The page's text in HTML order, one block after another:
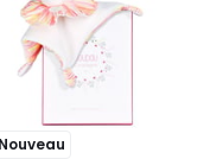
Nouveau